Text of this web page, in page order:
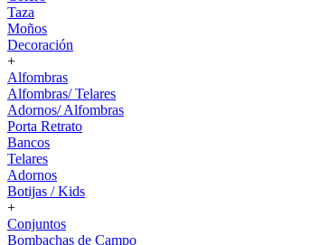
Taza
Moños
Decoración
+
Alfombras
Alfombras/ Telares
Adornos/ Alfombras
Porta Retrato
Bancos
Telares
Adornos
Botijas / Kids
+
Conjuntos
Bombachas de Campo